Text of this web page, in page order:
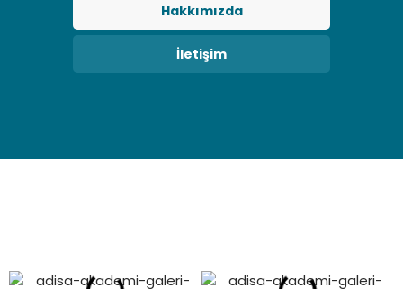
Hakkımızda
İletişim